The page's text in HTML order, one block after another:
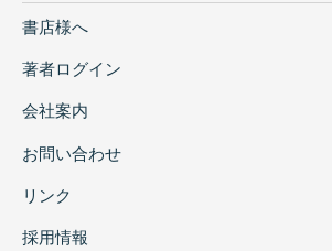
書店様へ
著者ログイン
会社案内
お問い合わせ
リンク
採用情報